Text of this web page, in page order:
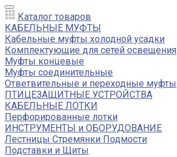
Каталог товаров
КАБЕЛЬНЫЕ МУФТЫ
Кабельные муфты холодной усадки
Комплектующие для сетей освещения
Муфты концевые
Муфты соединительные
Ответвительные и переходные муфты
ПТИЦЕЗАЩИТНЫЕ УСТРОЙСТВА
КАБЕЛЬНЫЕ ЛОТКИ
Перфорированные лотки
ИНСТРУМЕНТЫ и ОБОРУДОВАНИЕ
Лестницы Стремянки Подмости
Подставки и Щиты